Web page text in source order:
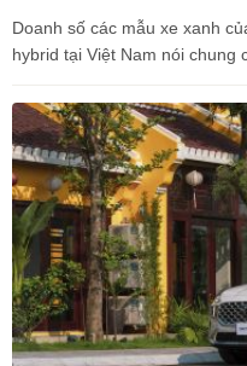
Doanh số các mẫu xe xanh
hybrid tại Việt Nam nói chung